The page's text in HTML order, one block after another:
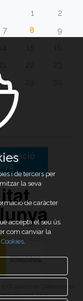
1
2
7 8
9
de Catalunya en
local
i de tercers per
la seva
de caràcter
accepta el seu ús.
com canviar la
.